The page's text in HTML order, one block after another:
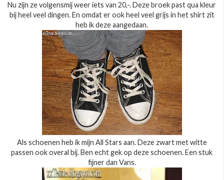
Nu zijn ze volgensmij weer iets van 20,-. Deze broek past qua kleur
bij heel veel dingen. En omdat er ook heel veel grijs in het shirt zit
heb ik deze aangedaan.
Als schoenen heb ik mijn All Stars aan. Deze zwart met witte
passen ook overal bij. Ben echt gek op deze schoenen. Een stuk
fijner dan Vans.